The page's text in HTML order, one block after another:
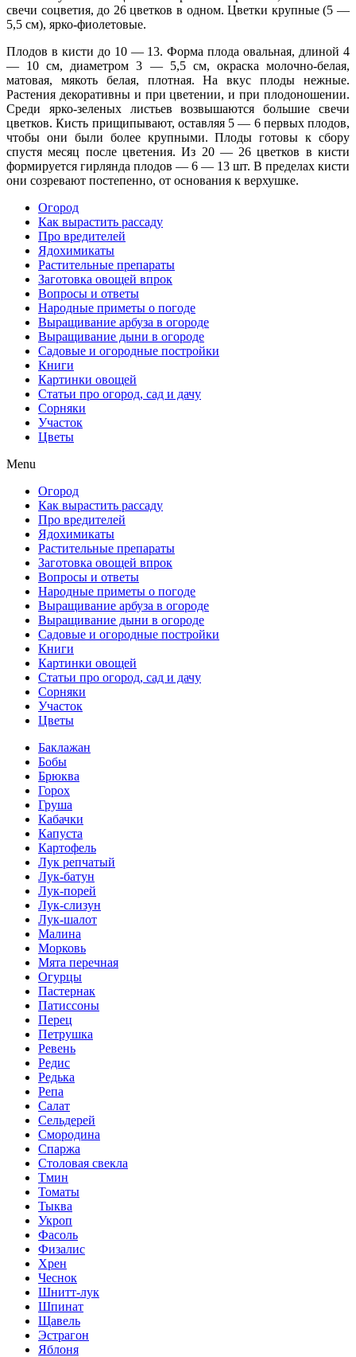
свечи соцветия, до 26 цветков в од­ном. Цветки крупные (5 —
5,5 см), ярко-фиолетовые.
Плодов в кисти до 10 — 13. Форма плода овальная, длиной 4
— 10 см, диаметром 3 — 5,5 см, окраска молочно-белая,
матовая, мякоть белая, плотная. На вкус плоды нежные.
Растения декора­тивны и при цветении, и при плодоношении.
Среди ярко-зеленых листьев возвы­шаются большие свечи
цветков. Кисть прищипывают, оставляя 5 — 6 первых пло­дов,
чтобы они были более крупными. Плоды готовы к сбору
спустя месяц после цветения. Из 20 — 26 цветков в кисти
фор­мируется гирлянда плодов — 6 — 13 шт. В пределах кисти
они созревают посте­пенно, от основания к верхушке.
Огород
Как вырастить рассаду
Про вредителей
Ядохимикаты
Растительные препараты
Заготовка овощей впрок
Вопросы и ответы
Народные приметы о погоде
Выращивание арбуза в огороде
Выращивание дыни в огороде
Садовые и огородные постройки
Книги
Картинки овощей
Статьи про огород, сад и дачу
Сорняки
Участок
Цветы
Menu
Огород
Как вырастить рассаду
Про вредителей
Ядохимикаты
Растительные препараты
Заготовка овощей впрок
Вопросы и ответы
Народные приметы о погоде
Выращивание арбуза в огороде
Выращивание дыни в огороде
Садовые и огородные постройки
Книги
Картинки овощей
Статьи про огород, сад и дачу
Сорняки
Участок
Цветы
Баклажан
Бобы
Брюква
Горох
Груша
Кабачки
Капуста
Картофель
Лук репчатый
Лук-батун
Лук-порей
Лук-слизун
Лук-шалот
Малина
Морковь
Мята перечная
Огурцы
Пастернак
Патиссоны
Перец
Петрушка
Ревень
Редис
Редька
Репа
Салат
Сельдерей
Смородина
Спаржа
Столовая свекла
Тмин
Томаты
Тыква
Укроп
Фасоль
Физалис
Хрен
Чеснок
Шнитт-лук
Шпинат
Щавель
Эстрагон
Яблоня